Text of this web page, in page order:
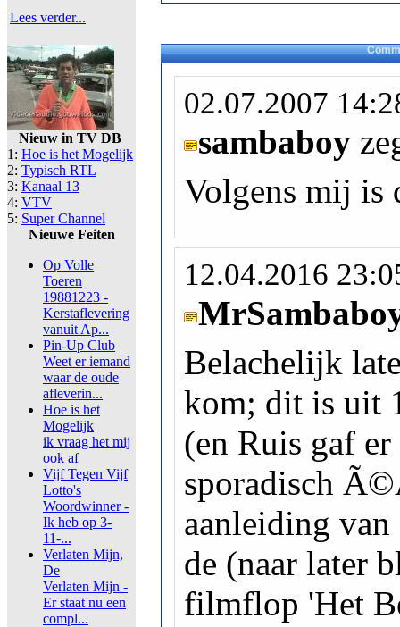
Lees verder...
Nieuw in TV DB
1: Hoe is het Mogelijk
2: Typisch RTL
3: Kanaal 13
4: VTV
5: Super Channel
Nieuwe Feiten
Op Volle
Toeren
19881223 -
Kerstaflevering
vanuit Ap...
Pin-Up Club
Weet er iemand
waar de oude
afleverin...
Hoe is het
Mogelijk
ik vraag het mij
ook af
Vijf Tegen Vijf
Lotto's
Woordwinner -
Ik heb op 3-
11-...
Verlaten Mijn,
De
Verlaten Mijn -
Er staat nu een
compl...
02.07.2007
sambaboy
Volgens mij is
12.04.2016
Belachelijk
kom; dit is uit
(en Ruis gaf er
sporadisch
aanleiding
de (naar later
filmflop 'Het